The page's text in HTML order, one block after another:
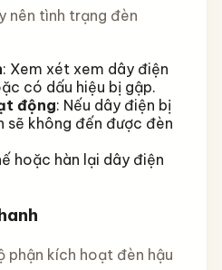
nên tình trạng đèn
: Xem xét xem dây điện
có dấu hiệu bị gập.
động: Nếu dây điện bị
sẽ không đến được đèn
hoặc hàn lại dây điện
phận kích hoạt đèn hậu